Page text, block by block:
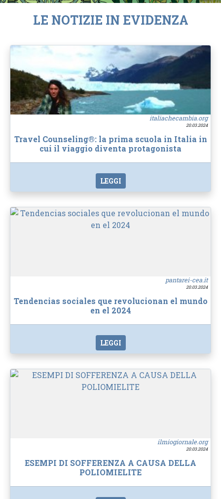
LE NOTIZIE IN EVIDENZA
italiachecambia.org
20.03.2024
Travel Counseling®: la prima scuola in Italia in
cui il viaggio diventa protagonista
LEGGI
pantarei-cea.it
20.03.2024
Tendencias sociales que revolucionan el mundo
en el 2024
LEGGI
ilmiogiornale.org
20.03.2024
ESEMPI DI SOFFERENZA A CAUSA DELLA
POLIOMIELITE